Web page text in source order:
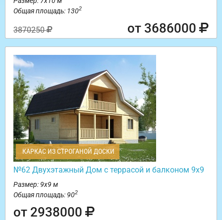
Общая площадь: 1302
3870250 от 3686000
КАРКАС ИЗ СТРОГАНОЙ ДОСКИ
№62 Двухэтажный Дом с террасой и балконом 9х9
Размер: 9х9 м
Общая площадь: 902
от 2938000